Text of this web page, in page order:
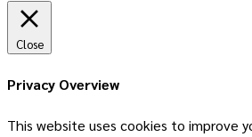
Close
Privacy Overview
This website uses cookies to improve